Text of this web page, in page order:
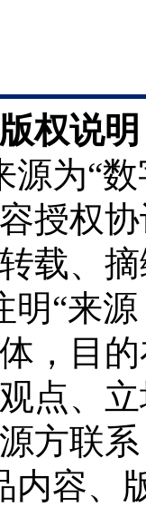
权说
源为“
授权
载、
明“来
，目
点、
方联
内容、